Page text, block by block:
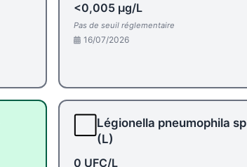
<0,005 µg/L
Pas de seuil réglementaire
16/07/2026
Légionella pneumophila sp
(L)
0 UFC/L